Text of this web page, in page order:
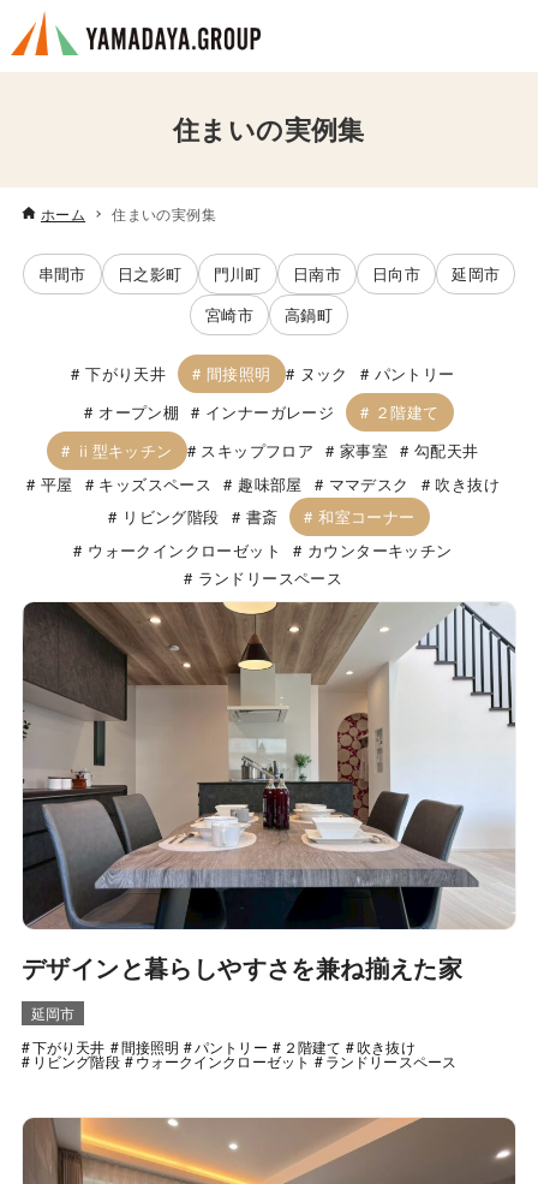
住まいの実例集
ホーム 住まいの実例集
串間市 日之影町 門川町 日南市 日向市
延岡市
宮崎市
高鍋町
下がり天井 間接照明 ヌック
パントリー
オープン棚
インナーガレージ
２階建て
ⅱ型キッチン
スキップフロア 家事室
勾配天井
平屋
キッズスペース 趣味部屋 ママデスク
吹き抜け
リビング階段
書斎
和室コーナー
ウォークインクローゼット
カウンターキッチン
ランドリースペース
デザインと暮らしやすさを兼ね揃えた家
延岡市
下がり天井
間接照明 パントリー ２階建て 吹き抜け
リビング階段 ウォークインクローゼット ランドリースペース